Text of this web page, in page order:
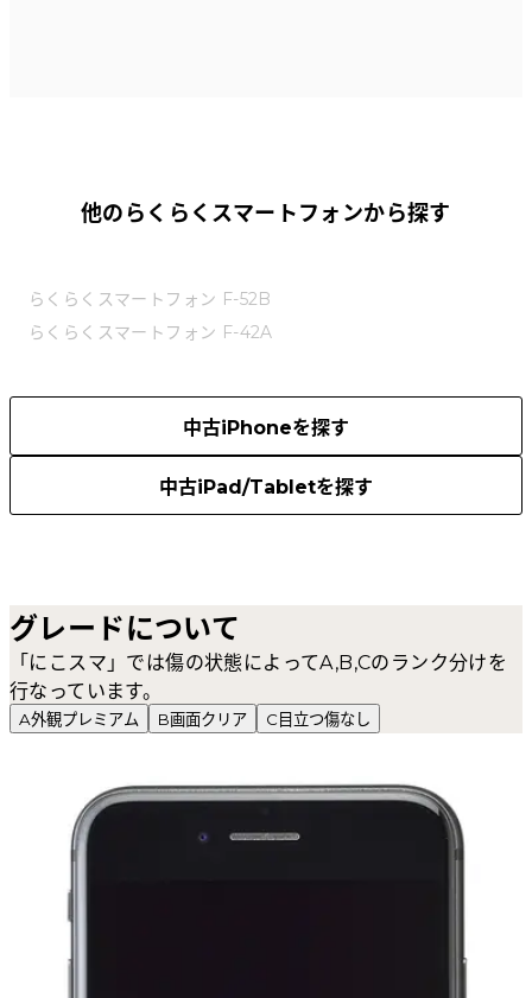
他のらくらくスマートフォンから探す
らくらくスマートフォン F-52B
らくらくスマートフォン F-42A
中古iPhoneを探す
中古iPad/Tabletを探す
グレードについて
「にこスマ」では傷の状態によってA,B,Cのランク分けを
行なっています。
A外観プレミアム B画面クリア C 目立つ傷なし